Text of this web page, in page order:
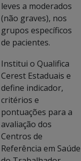
leves a moderados
(não graves), nos
grupos específicos
de pacientes.
Institui o Qualifica
Cerest Estaduais e
define indicador,
critérios e
pontuações para a
avaliação dos
Centros de
Referência em Saúde